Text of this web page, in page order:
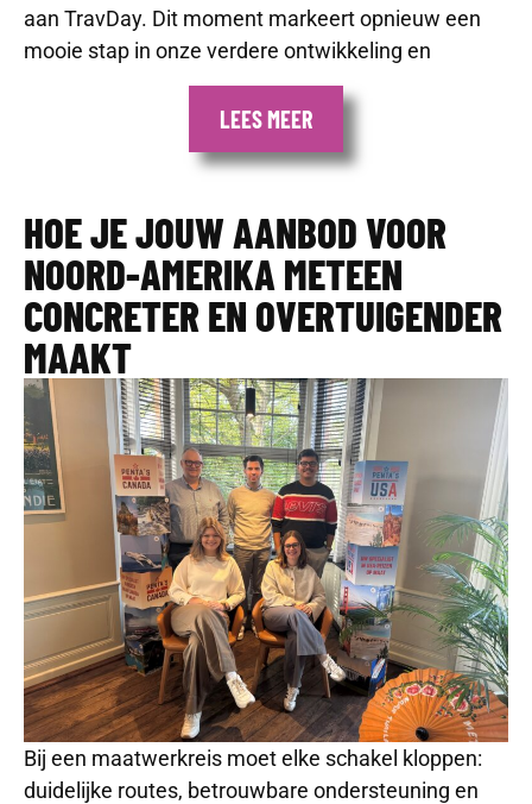
aan TravDay. Dit moment markeert opnieuw een
mooie stap in onze verdere ontwikkeling en
LEES MEER
HOE JE JOUW AANBOD VOOR
NOORD-AMERIKA METEEN
CONCRETER EN OVERTUIGENDER
MAAKT
Bij een maatwerkreis moet elke schakel kloppen:
duidelijke routes, betrouwbare ondersteuning en